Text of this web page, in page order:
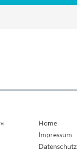
Home
Impressum
Datenschutz